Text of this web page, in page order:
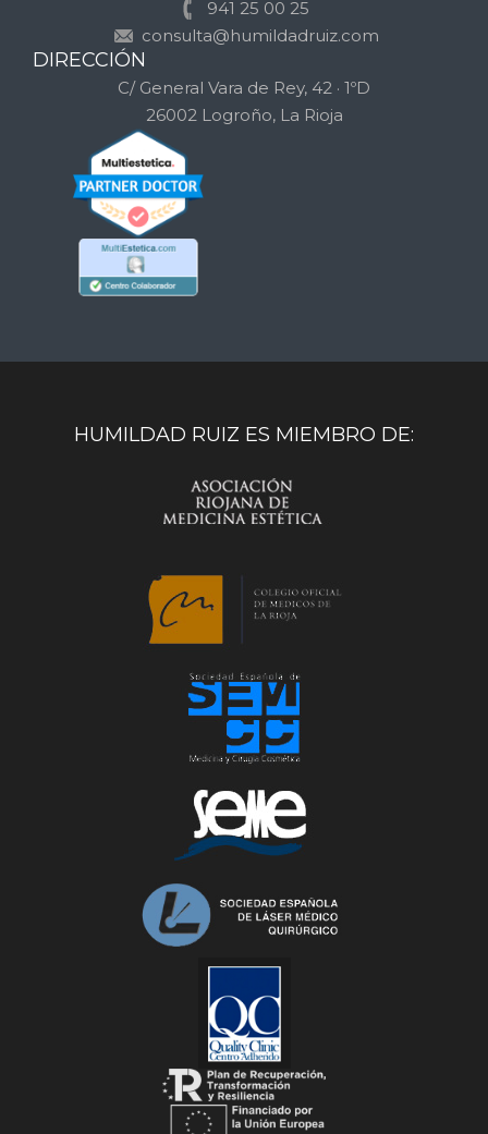
941 25 00 25
consulta@humildadruiz.com
DIRECCIÓN
C/ General Vara de Rey, 42 · 1ºD
26002 Logroño, La Rioja
HUMILDAD RUIZ ES MIEMBRO DE: